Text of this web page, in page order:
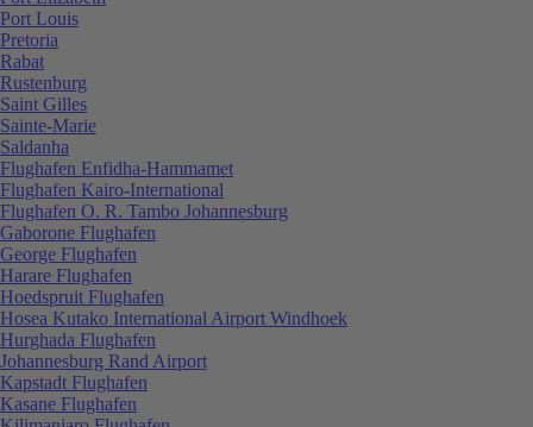
Port Louis
Pretoria
Rabat
Rustenburg
Saint Gilles
Sainte-Marie
Saldanha
Flughafen Enfidha-Hammamet
Flughafen Kairo-International
Flughafen O. R. Tambo Johannesburg
Gaborone Flughafen
George Flughafen
Harare Flughafen
Hoedspruit Flughafen
Hosea Kutako International Airport Windhoek
Hurghada Flughafen
Johannesburg Rand Airport
Kapstadt Flughafen
Kasane Flughafen